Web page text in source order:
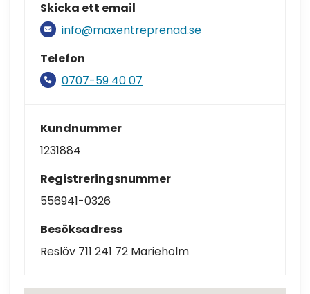
Skicka ett email
info@maxentreprenad.se
Telefon
0707-59 40 07
Kundnummer
1231884
Registreringsnummer
556941-0326
Besöksadress
Reslöv 711 241 72 Marieholm